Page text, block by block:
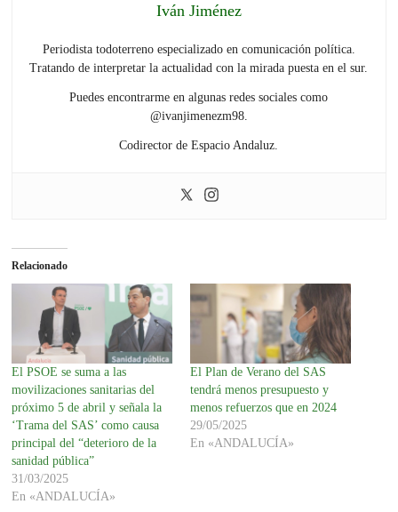
Iván Jiménez
Periodista todoterreno especializado en comunicación política.
Tratando de interpretar la actualidad con la mirada puesta en el sur.
Puedes encontrarme en algunas redes sociales como
@ivanjimenezm98.
Codirector de Espacio Andaluz.
Relacionado
El PSOE se suma a las
movilizaciones sanitarias del
próximo 5 de abril y señala la
‘Trama del SAS’ como causa
principal del “deterioro de la
sanidad pública”
31/03/2025
En «ANDALUCÍA»
El Plan de Verano del SAS
tendrá menos presupuesto y
menos refuerzos que en 2024
29/05/2025
En «ANDALUCÍA»